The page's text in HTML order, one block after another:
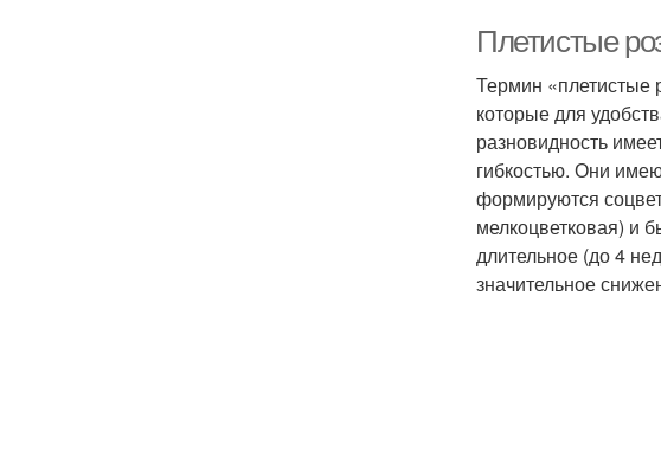
Плетистые
Термин «плетистые
которые для
разновидность
гибкостью. Они
формируются
мелкоцветковая) и
длительное (до 4
значительное